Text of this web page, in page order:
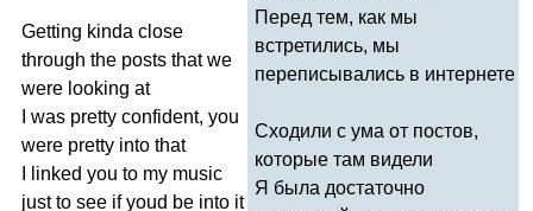
Getting kinda close
through the posts that we
were looking at
was pretty confident, you
were pretty into that
linked you to my music
just to see if youd be into it
Перед тем, как мы
встретились, мы
переписывались в интернете
Сходили с ума от постов,
которые там видели
Я была достаточно